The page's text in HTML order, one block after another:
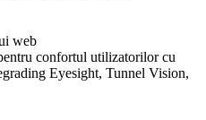
web
confortul utilizatorilor cu
Eyesight, Tunnel Vision,